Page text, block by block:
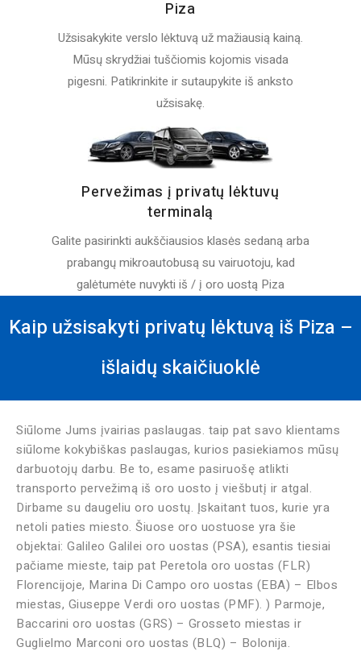
Piza
Užsisakykite verslo lėktuvą už mažiausią kainą.
Mūsų skrydžiai tuščiomis kojomis visada
pigesni. Patikrinkite ir sutaupykite iš anksto
užsisakę.
Pervežimas į privatų lėktuvų
terminalą
Galite pasirinkti aukščiausios klasės sedaną arba
prabangų mikroautobusą su vairuotoju, kad
galėtumėte nuvykti iš / į oro uostą Piza
Kaip užsisakyti privatų lėktuvą iš Piza –
išlaidų skaičiuoklė
Siūlome Jums įvairias paslaugas. taip pat savo klientams
siūlome kokybiškas paslaugas, kurios pasiekiamos mūsų
darbuotojų darbu. Be to, esame pasiruošę atlikti
transporto pervežimą iš oro uosto į viešbutį ir atgal.
Dirbame su daugeliu oro uostų. Įskaitant tuos, kurie yra
netoli paties miesto. Šiuose oro uostuose yra šie
objektai: Galileo Galilei oro uostas (PSA), esantis tiesiai
pačiame mieste, taip pat Peretola oro uostas (FLR)
Florencijoje, Marina Di Campo oro uostas (EBA) – Elbos
miestas, Giuseppe Verdi oro uostas (PMF). ) Parmoje,
Baccarini oro uostas (GRS) – Grosseto miestas ir
Guglielmo Marconi oro uostas (BLQ) – Bolonija.